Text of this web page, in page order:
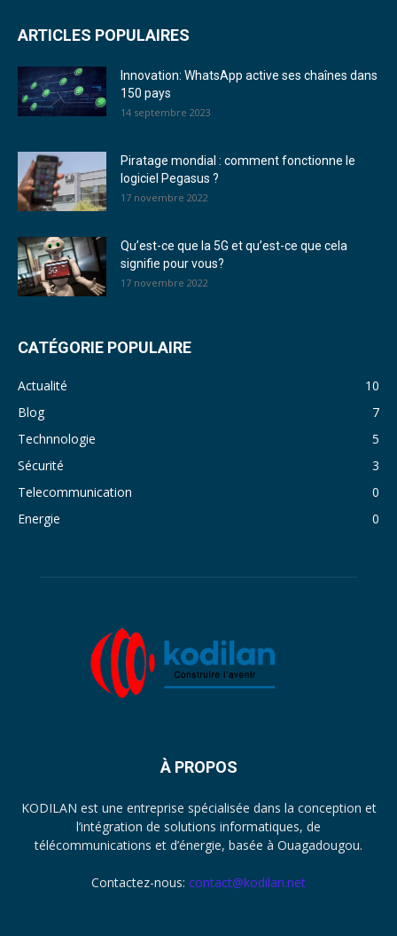
ARTICLES POPULAIRES
Innovation: WhatsApp active ses chaînes dans
150 pays
14 septembre 2023
Piratage mondial : comment fonctionne le
logiciel Pegasus ?
17 novembre 2022
Qu’est-ce que la 5G et qu’est-ce que cela
signifie pour vous?
17 novembre 2022
CATÉGORIE POPULAIRE
Actualité
10
Blog
7
Technnologie
5
Sécurité
3
Telecommunication
0
Energie
0
À PROPOS
KODILAN est une entreprise spécialisée dans la conception et
l’intégration de solutions informatiques, de
télécommunications et d’énergie, basée à Ouagadougou.
Contactez-nous: contact@kodilan.net